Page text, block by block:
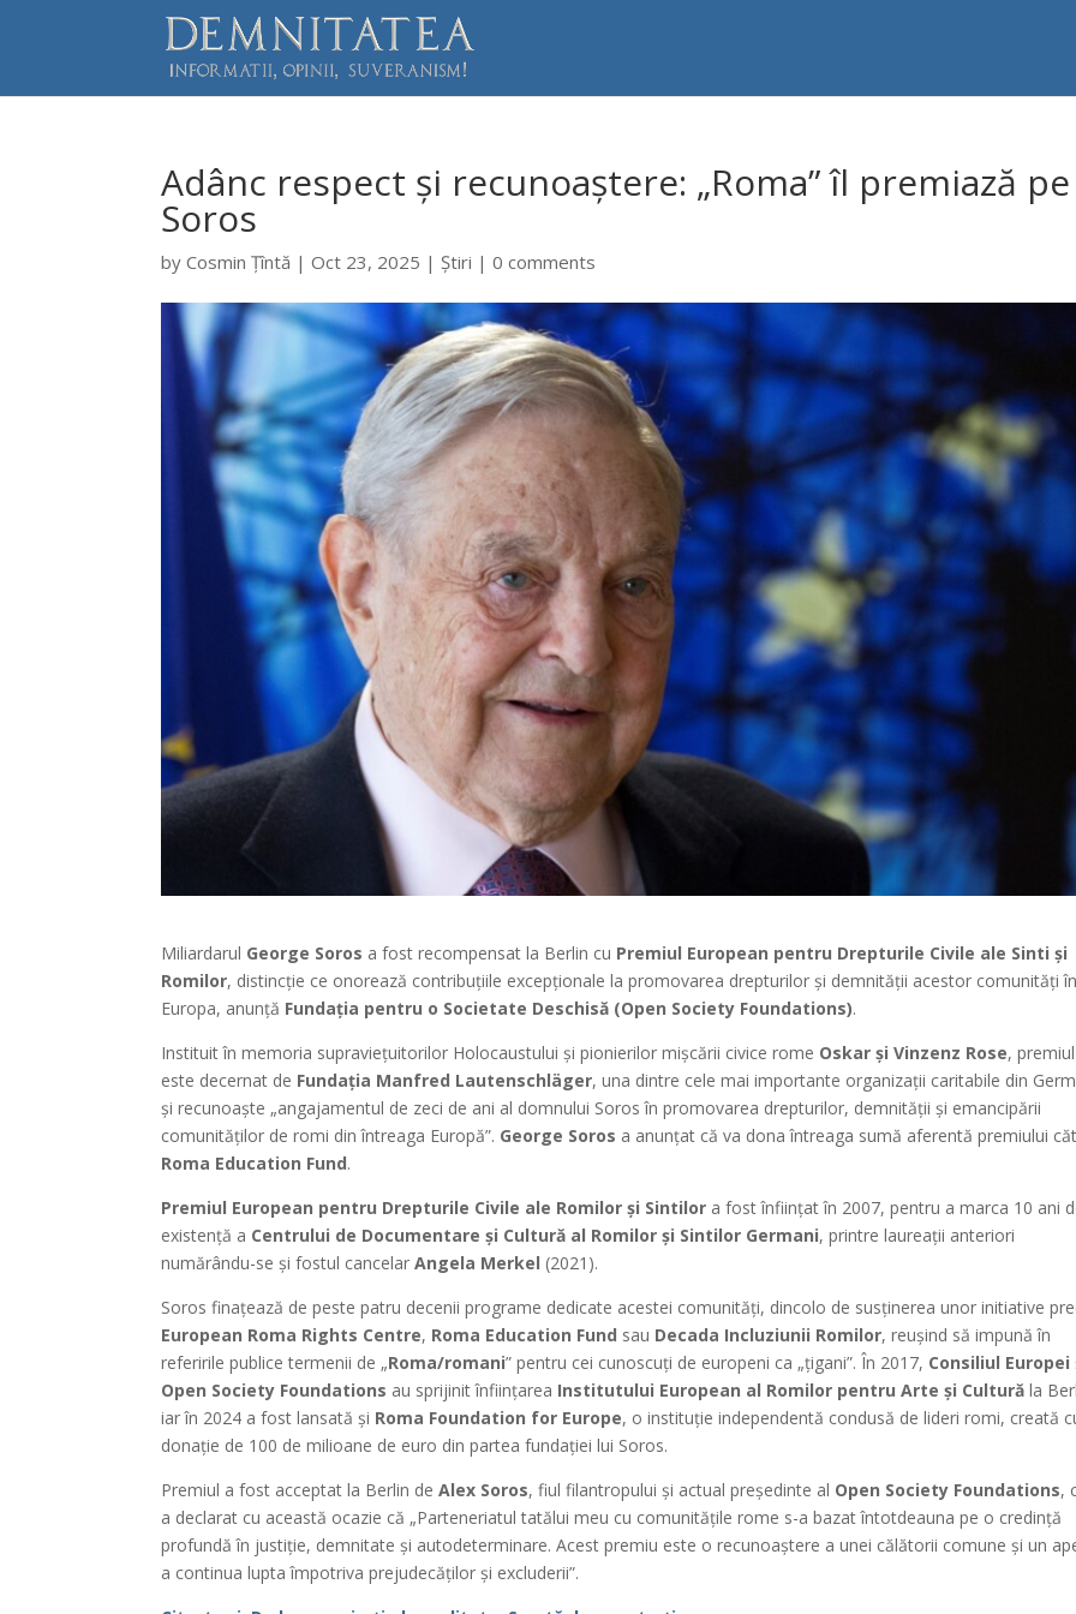
Adânc respect și recunoaștere: „Roma” îl premiază pe
Soros
byCosmin Țîntă |Oct 23, 2025 |Știri |0 comments
Miliardarul George Soros a fost recompensat la Berlin cu Premiul European pentru Drepturile Civile ale Sinti și
Romilor, distincție ce onorează contribuțiile excepționale la promovarea drepturilor și demnității acestor comunități
Europa, anunță Fundația pentru o Societate Deschisă (Open Society Foundations).
Instituit în memoria supraviețuitorilor Holocaustului și pionierilor mișcării civice rome Oskar și Vinzenz Rose, premiul
este decernat de Fundația Manfred Lautenschläger, una dintre cele mai importante organizații caritabile din
și recunoaște „angajamentul de zeci de ani al domnului Soros în promovarea drepturilor, demnității și emancipării
comunităților de romi din întreaga Europă”. George Soros a anunțat că va dona întreaga sumă aferentă premiului
Roma Education Fund.
Premiul European pentru Drepturile Civile ale Romilor și Sintilor a fost înființat în 2007, pentru a marca 10 ani
existență a Centrului de Documentare și Cultură al Romilor și Sintilor Germani, printre laureații anteriori
numărându-se și fostul cancelarAngela Merkel (2021).
Soros finațează de peste patru decenii programe dedicate acestei comunități, dincolo de susținerea unor initiative
European Roma Rights Centre, Roma Education Fund sau Decada Incluziunii Romilor, reușind să impună în
referirile publice termenii de „Roma/romani” pentru cei cunoscuți de europeni ca „țigani”. În 2017, Consiliul Europei
Open Society Foundations au sprijinit înființarea Institutului European al Romilor pentru Arte și Cultură la
iar în 2024 a fost lansată și Roma Foundation for Europe, o instituție independentă condusă de lideri romi, creată
donație de 100 de milioane de euro din partea fundației lui Soros.
Premiul a fost acceptat la Berlin deAlex Soros, fiul filantropului și actual președinte al Open Society Foundations,
a declarat cu această ocazie că „Parteneriatul tatălui meu cu comunitățile rome s-a bazat întotdeauna pe o credință
profundă în justiție, demnitate și autodeterminare. Acest premiu este o recunoaștere a unei călătorii comune și un
a continua lupta împotriva prejudecăților și excluderii”.